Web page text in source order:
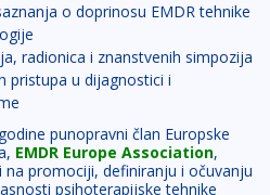
o doprinosu EMDR tehnike
radionica i znanstvenih simpozija
pristupa u dijagnostici i
punopravni član Europske
EMDR Europe Association,
promociji, definiranju i očuvanju
psihoterapijske tehnike